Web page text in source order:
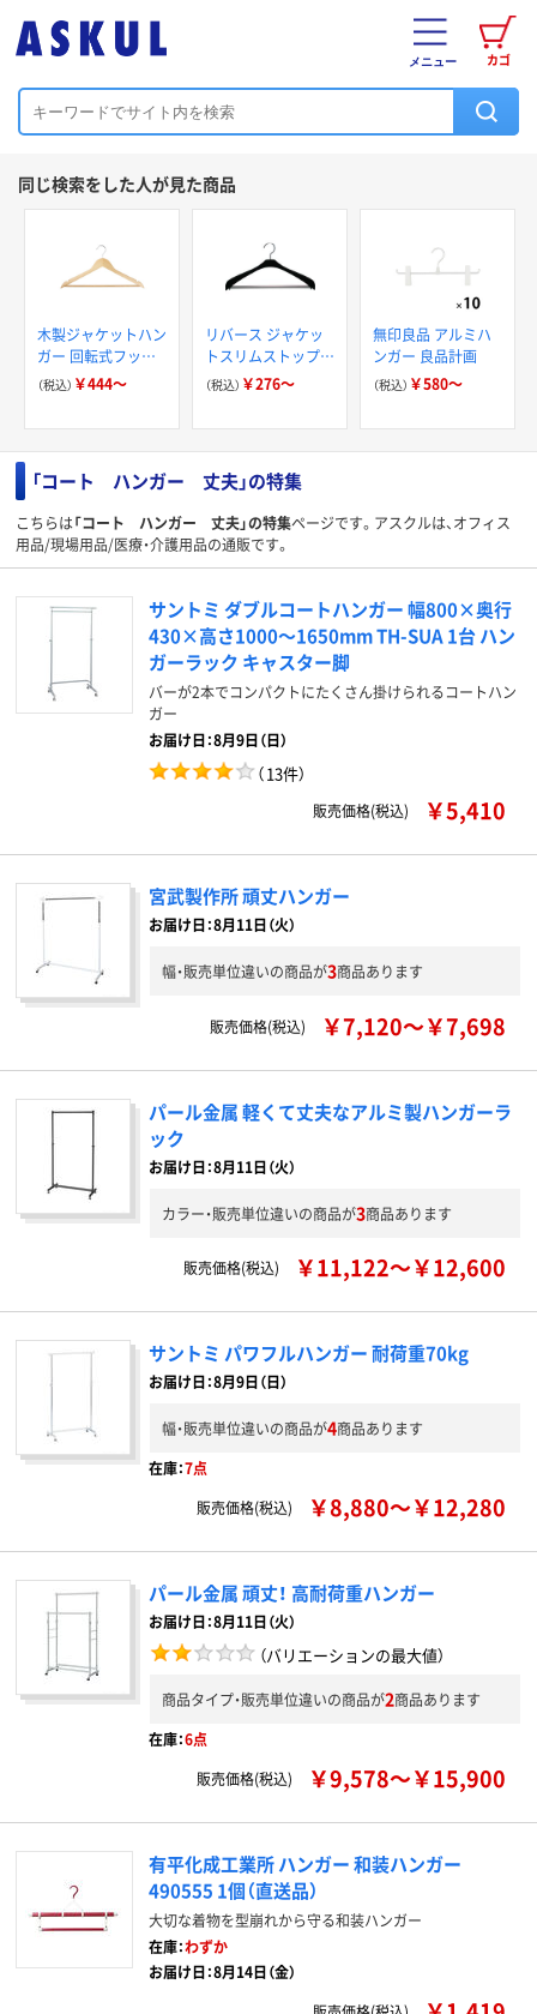
カゴ
メニュー
同じ検索をした人が見た商品
木製ジャケットハン
ガー 回転式フック
業務用 伊藤忠リー
（税込） ￥444～
リバース ジャケッ
トスリムストップ
42 シンコハンガー
（税込） ￥276～
無印良品 アルミハ
ンガー 良品計画
（税込） ￥580～
「コート ハンガー 丈夫」の特集
こちらは「コート ハンガー 丈夫」の特集ページです。アスクルは、オフィス
用品/現場用品/医療・介護用品の通販です。
サントミ ダブルコートハンガー 幅800×奥行
430×高さ1000～1650mm TH-SUA 1台 ハン
ガーラック キャスター脚
バーが2本でコンパクトにたくさん掛けられるコートハン
ガー
お届け日：8月9日（日）
（13件）
販売価格(税込) ￥5,410
宮武製作所 頑丈ハンガー
お届け日：8月11日（火）
幅・販売単位違いの商品が3商品あります
販売価格(税込) ￥7,120～￥7,698
パール金属 軽くて丈夫なアルミ製ハンガーラ
ック
お届け日：8月11日（火）
カラー・販売単位違いの商品が3商品あります
販売価格(税込) ￥11,122～￥12,600
サントミ パワフルハンガー 耐荷重70kg
お届け日：8月9日（日）
幅・販売単位違いの商品が4商品あります
在庫：7点
販売価格(税込)
￥8,880～￥12,280
パール金属 頑丈！ 高耐荷重ハンガー
お届け日：8月11日（火）
（バリエーションの最大値）
商品タイプ・販売単位違いの商品が2商品あります
在庫：6点
販売価格(税込)
￥9,578～￥15,900
有平化成工業所 ハンガー 和装ハンガー
490555 1個（直送品）
大切な着物を型崩れから守る和装ハンガー
在庫：わずか
お届け日：8月14日（金）